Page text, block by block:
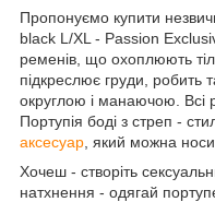
Пропонуємо купити
black L/XL - Passion
ременів, що охоплюють
підкреслює груди, робить
округлою і манаючою. Всі
Портупія боді з стреп -
аксесуар , який можна
Хочеш - створіть
натхнення - одягай